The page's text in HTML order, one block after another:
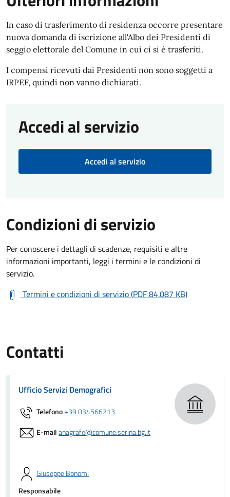
In caso di trasferimento di residenza occorre presentare
nuova domanda di iscrizione all'Albo dei Presidenti di
seggio elettorale del Comune in cui ci si è trasferiti.
I compensi ricevuti dai Presidenti non sono soggetti a
IRPEF, quindi non vanno dichiarati.
Accedi al servizio
Accedi al servizio
Condizioni di servizio
Per conoscere i dettagli di scadenze, requisiti e altre
informazioni importanti, leggi i termini e le condizioni di
servizio.
Termini e condizioni di servizio (PDF 84.087 KB)
Contatti
Ufficio Servizi Demografici
Telefono+39 034566213
E-mailanagrafe@comune.serina.bg.it
Giuseppe Bonomi
Responsabile